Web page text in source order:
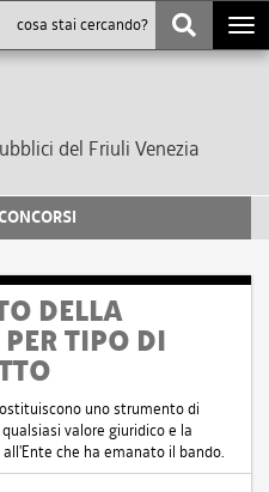
del Friuli Venezia
DELLA
TIPO DI
uno strumento di
valore giuridico e la
che ha emanato il bando.